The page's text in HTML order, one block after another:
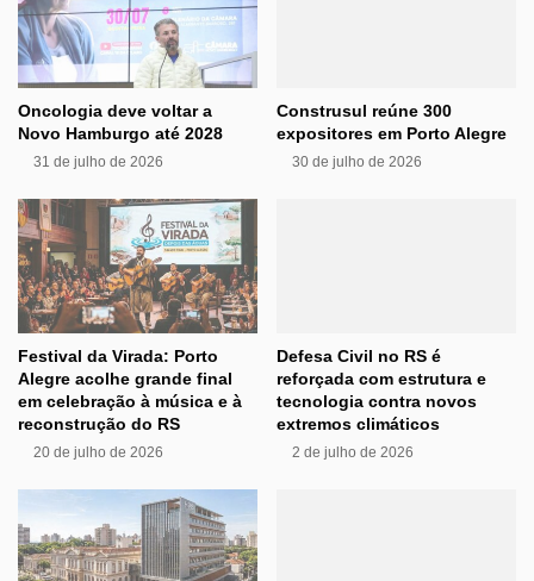
Oncologia deve voltar a
Novo Hamburgo até 2028
31 de julho de 2026
Construsul reúne 300
expositores em Porto Alegre
30 de julho de 2026
Festival da Virada: Porto
Alegre acolhe grande final
em celebração à música e à
reconstrução do RS
20 de julho de 2026
Defesa Civil no RS é
reforçada com estrutura e
tecnologia contra novos
extremos climáticos
2 de julho de 2026